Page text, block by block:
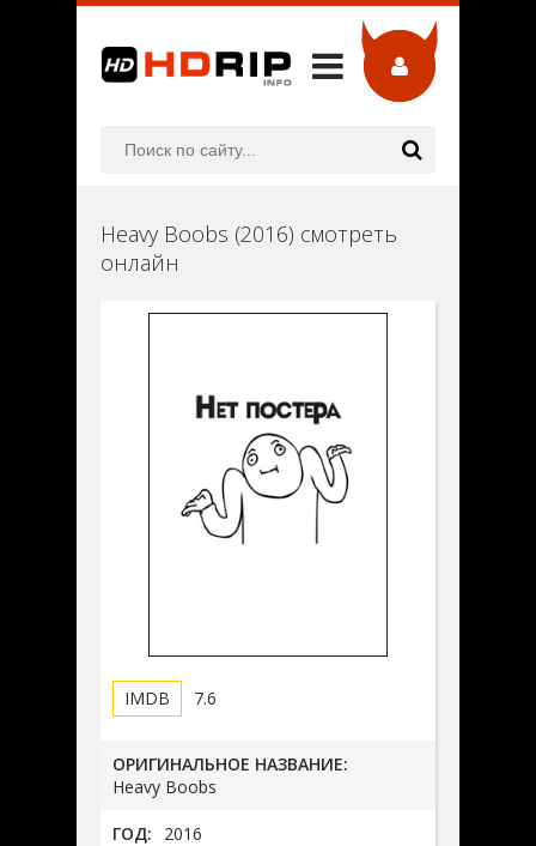
Heavy Boobs (2016) смотреть
онлайн
7.6
ОРИГИНАЛЬНОЕ НАЗВАНИЕ:
Heavy Boobs
ГОД: 2016